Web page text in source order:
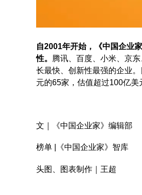
自2001年开始，《中国企业
性。 腾讯、百度、小米、京
长最快、创新性最强的企业
元的65家，估值超过100亿美
文｜《中国企业家》编辑部
榜单 |《中国企业家》智库
头图、图表制作｜王超